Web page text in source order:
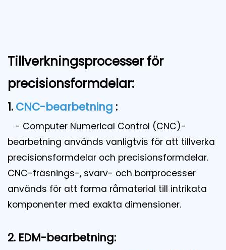
Tillverkningsprocesser för
precisionsformdelar:
1. CNC-bearbetning :
- Computer Numerical Control (CNC)-
bearbetning används vanligtvis för att tillverka
precisionsformdelar och precisionsformdelar.
CNC-fräsnings-, svarv- och borrprocesser
används för att forma råmaterial till intrikata
komponenter med exakta dimensioner.
2. EDM-bearbetning: